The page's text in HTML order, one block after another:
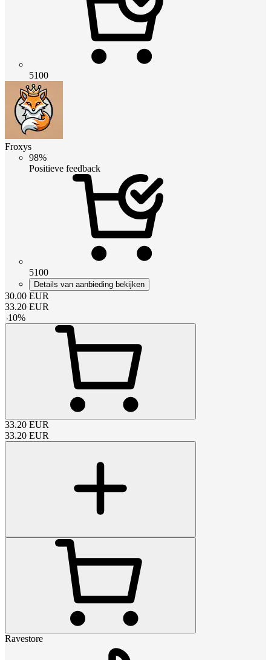
5100
Froxys
98%
Positieve feedback
5100
Details van aanbieding bekijken
30.00 EUR
33.20 EUR
-10%
33.20 EUR
33.20 EUR
Ravestore